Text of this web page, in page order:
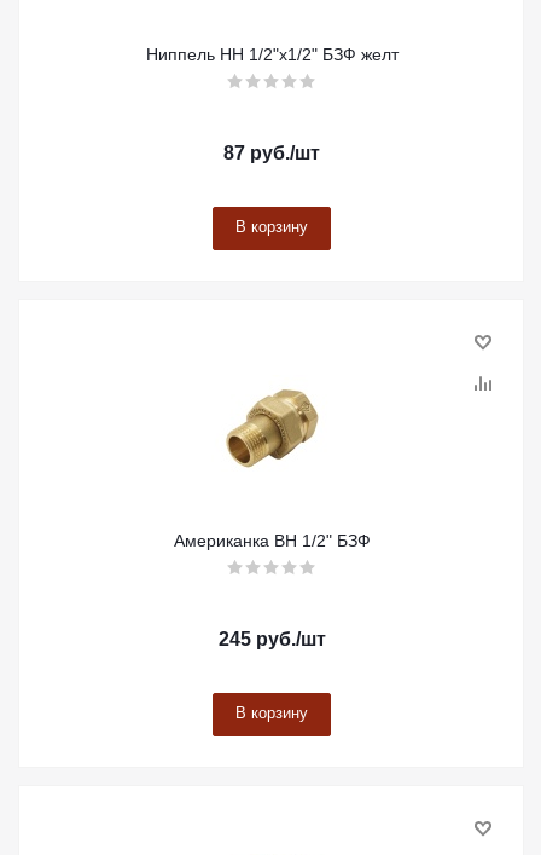
Ниппель НН 1/2"х1/2" БЗФ желт
87 руб./шт
В корзину
Американка ВН 1/2" БЗФ
245руб./шт
В корзину